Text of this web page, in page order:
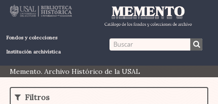
Fondos y colecciones
Institución archivística
Memento. Archivo Histórico de la USAL
Filtros